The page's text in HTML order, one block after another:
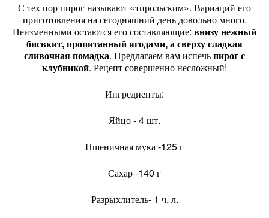
С тех пор пирог называют «тирольским». Вариаций его
приготовления на сегодняшний день довольно много.
Неизменными остаются его составляющие: внизу нежный
бисвкит, пропитанный ягодами, а сверху сладкая
сливочная помадка. Предлагаем вам испечьпирог с
клубникой. Рецепт совершенно несложный!
Ингредиенты:
Яйцо - 4 шт.
Пшеничная мука -125 г
Сахар -140 г
Разрыхлитель- 1 ч. л.